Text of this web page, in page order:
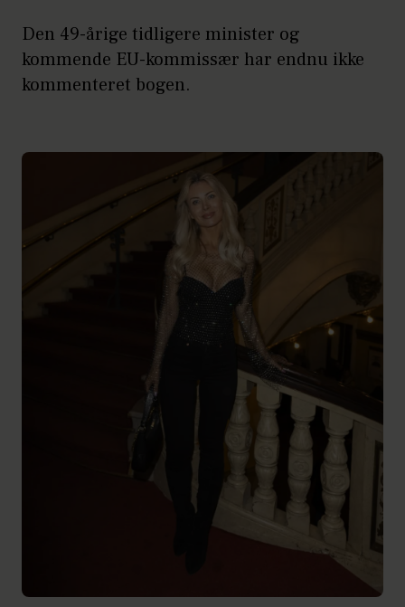
Den 49-årige tidligere minister og
kommende EU-kommissær har endnu ikke
kommenteret bogen.